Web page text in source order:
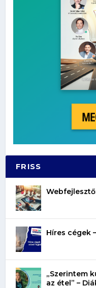
FRISS
Híres cégek
„Szerintem
az étel” –